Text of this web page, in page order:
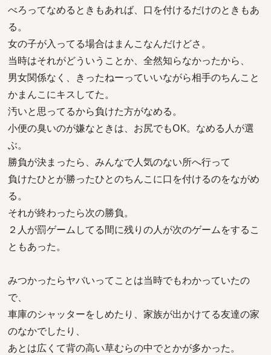
べろってなめるときもあれば、口を付けるだけのときもあ
る。
女の子が入ってる場合はまんこなんだけどさ。
当時はそれがどういうことか、全然知らなかったから、
男女関係なく、きったねーっていいながら相手のちんこと
かまんこにキスしてた。
汚いと思ってるから負けた方がなめる。
小便の臭いのが嫌なときは、お尻でもOK。なめる人が選
ぶ。
勝負が決まったら、みんなで人気のない所へ行って
負けたひとが勝ったひとのちんこに口を付けるのをながめ
る。
それが終わったら次の勝負。
２人が罰ゲームしてる間に残りの人が次のゲームをするこ
ともあった。
みつかったらヤバいってことは当時でもわかっていたの
で、
車庫のシャッターをしめたり、家族が出かけてる友達の家
のなかでしたり、
あとは広くて背の高い草むらの中でとかが多かった。